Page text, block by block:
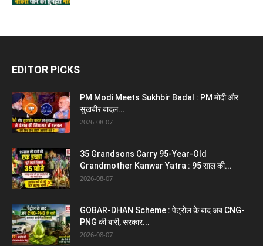
EDITOR PICKS
PM Modi Meets Sukhbir Badal : PM मोदी और
सुखबीर बादल...
2026-08-07
35 Grandsons Carry 95-Year-Old
Grandmother Kanwar Yatra : 95 साल की...
2026-08-07
GOBAR-DHAN Scheme : पेट्रोल के बाद अब CNG-
PNG की बारी, सरकार...
2026-08-07